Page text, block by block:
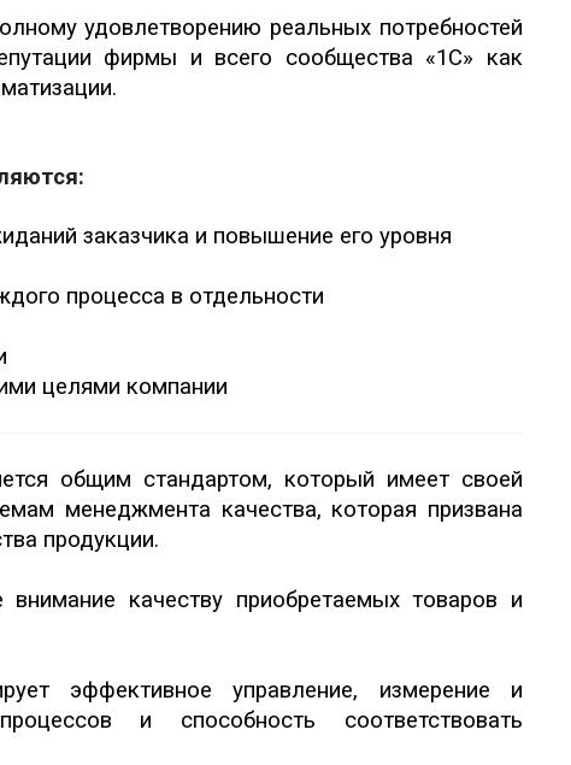
удовлетворению реальных потребностей
фирмы и всего сообщества «1С» как
заказчика и повышение его уровня
процесса в отдельности
целями компании
общим стандартом, который имеет своей
менеджмента качества, которая призвана
продукции.
качеству приобретаемых товаров и
эффективное управление, измерение и
и способность соответствовать